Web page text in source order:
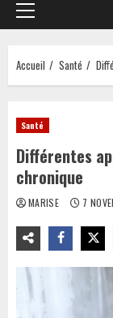
Menu
principal
Accueil Santé
Santé
Différentes
chronique
MARISE 7